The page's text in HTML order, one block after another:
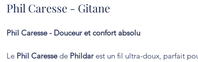
Phil Caresse - Gitane
Phil Caresse - Douceur et confort absolu
Le Phil Caressede Phildarest un fil ultra-doux, parfait